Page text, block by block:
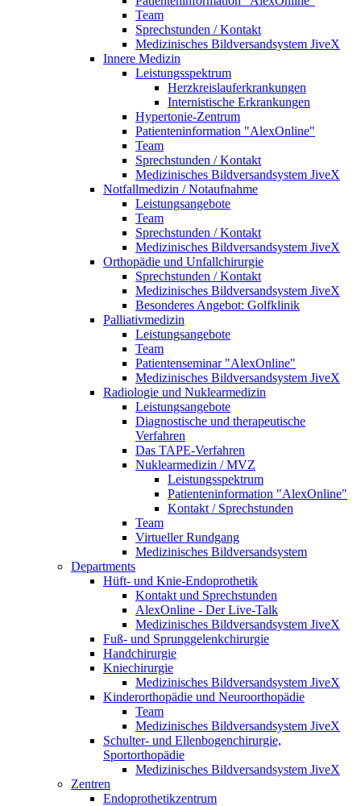
Team
Sprechstunden / Kontakt
Medizinisches Bildversandsystem JiveX
Innere Medizin
Leistungsspektrum
Herzkreislauferkrankungen
Internistische Erkrankungen
Hypertonie-Zentrum
Patienteninformation "AlexOnline"
Team
Sprechstunden / Kontakt
Medizinisches Bildversandsystem JiveX
Notfallmedizin / Notaufnahme
Leistungsangebote
Team
Sprechstunden / Kontakt
Medizinisches Bildversandsystem JiveX
Orthopädie und Unfallchirurgie
Sprechstunden / Kontakt
Medizinisches Bildversandsystem JiveX
Besonderes Angebot: Golfklinik
Palliativmedizin
Leistungsangebote
Team
Patientenseminar "AlexOnline"
Medizinisches Bildversandsystem JiveX
Radiologie und Nuklearmedizin
Leistungsangebote
Diagnostische und therapeutische
Verfahren
Das TAPE-Verfahren
Nuklearmedizin / MVZ
Leistungsspektrum
Patienteninformation "AlexOnline"
Kontakt / Sprechstunden
Team
Virtueller Rundgang
Medizinisches Bildversandsystem
Departments
Hüft- und Knie-Endoprothetik
Kontakt und Sprechstunden
AlexOnline - Der Live-Talk
Medizinisches Bildversandsystem JiveX
Fuß- und Sprunggelenkchirurgie
Handchirurgie
Kniechirurgie
Medizinisches Bildversandsystem JiveX
Kinderorthopädie und Neuroorthopädie
Team
Medizinisches Bildversandsystem JiveX
Schulter- und Ellenbogenchirurgie,
Sportorthopädie
Medizinisches Bildversandsystem JiveX
Zentren
Endoprothetikzentrum